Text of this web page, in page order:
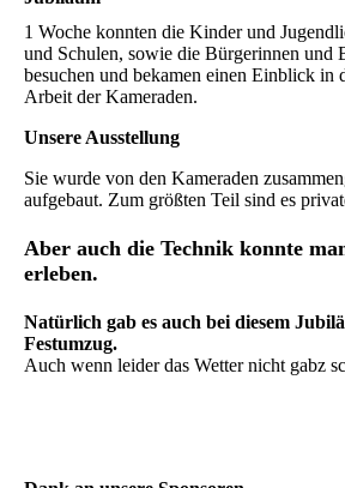
1 Woche konnten die Kinder und
und Schulen, sowie die Bürgerinnen und
besuchen und bekamen einen Einblick in
Arbeit der Kameraden.
Unsere Ausstellung
Sie wurde von den Kameraden
aufgebaut. Zum größten Teil sind es
Aber auch die Technik konnte
erleben.
Natürlich gab es auch bei diesem
Festumzug.
Auch wenn leider das Wetter nicht gabz